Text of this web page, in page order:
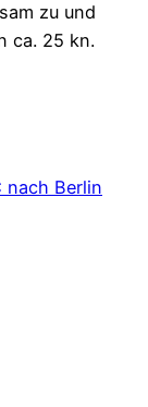
zu und
ca. 25 kn.